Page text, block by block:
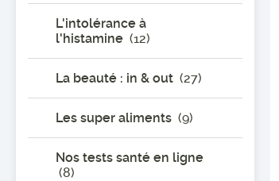
L'intolérance à
l'histamine (12)
La beauté : in & out (27)
Les super aliments (9)
Nos tests santé en ligne
(8)